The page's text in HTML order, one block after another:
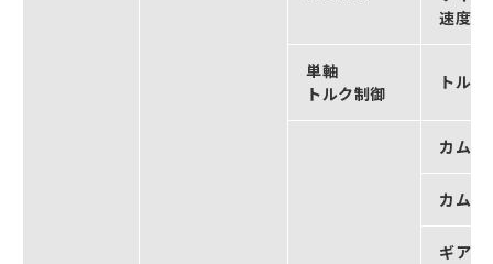
速度制
単軸
トルク制御
トル
カム動
カム動
ギア動